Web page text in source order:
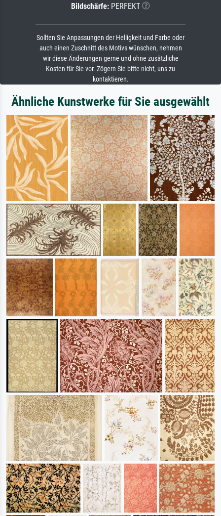
Bildschärfe: PERFEKT
Sollten Sie Anpassungen der Helligkeit und Farbe oder
auch einen Zuschnitt des Motivs wünschen, nehmen
wir diese Änderungen gerne und ohne zusätzliche
Kosten für Sie vor. Zögern Sie bitte nicht, uns zu
kontaktieren.
Ähnliche Kunstwerke für Sie ausgewählt